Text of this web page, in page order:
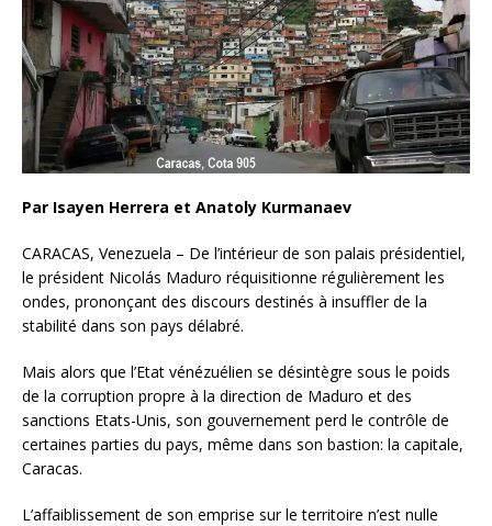
Par Isayen Herrera et Anatoly Kurmanaev
CARACAS, Venezuela – De l’intérieur de son palais présidentiel,
le président Nicolás Maduro réquisitionne régulièrement les
ondes, prononçant des discours destinés à insuffler de la
stabilité dans son pays délabré.
Mais alors que l’Etat vénézuélien se désintègre sous le poids
de la corruption propre à la direction de Maduro et des
sanctions Etats-Unis, son gouvernement perd le contrôle de
certaines parties du pays, même dans son bastion: la capitale,
Caracas.
L’affaiblissement de son emprise sur le territoire n’est nulle